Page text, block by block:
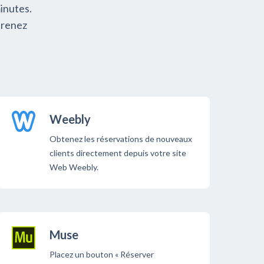
Weebly
Obtenez les réservations de nouveaux
clients directement depuis votre site
Web Weebly.
Muse
Placez un bouton « Réserver